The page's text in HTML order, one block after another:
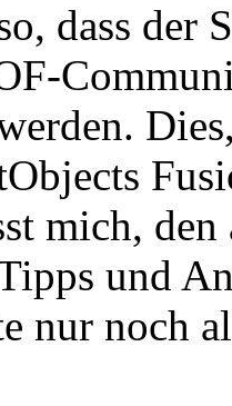
dass der
mich,
und
nur noch